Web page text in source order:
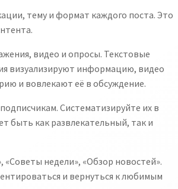
тему и формат каждого поста. Это
видео и опросы. Текстовые
визуализируют информацию, видео
и вовлекают её в обсуждение.
Систематизируйте их в
быть как развлекательный, так и
недели», «Обзор новостей».
и вернуться к любимым